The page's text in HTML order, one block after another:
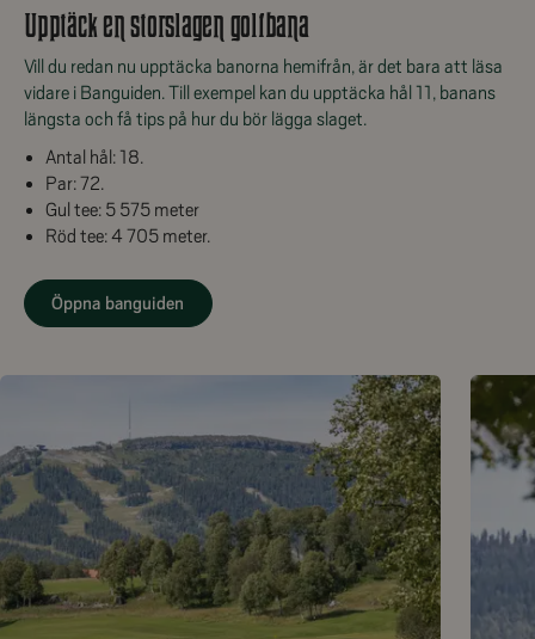
Upptäck en storslagen golfbana
Vill du redan nu upptäcka banorna hemifrån, är det bara att läsa
vidare i Banguiden.Till exempel kan du upptäcka hål 11, banans
längsta och få tips på hur du bör lägga slaget.
Antal hål: 18.
Par: 72.
Gul tee: 5 575 meter
Röd tee: 4 705 meter.
Öppna banguiden